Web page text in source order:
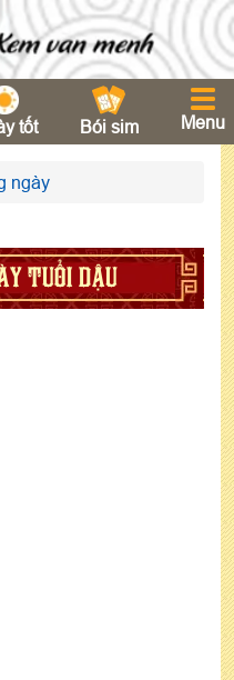
tốt Bói sim Menu
ngày
TUỔI DẬU